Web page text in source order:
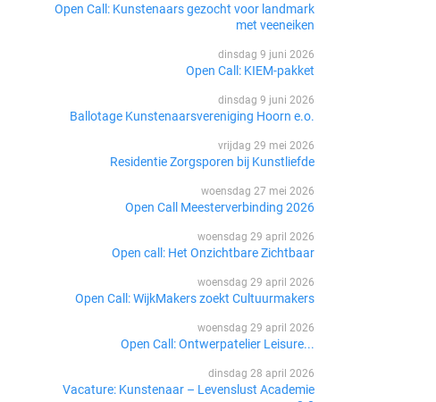
Open Call: Kunstenaars gezocht voor landmark
met veeneiken
dinsdag 9 juni 2026
Open Call: KIEM-pakket
dinsdag 9 juni 2026
Ballotage Kunstenaarsvereniging Hoorn e.o.
vrijdag 29 mei 2026
Residentie Zorgsporen bij Kunstliefde
woensdag 27 mei 2026
Open Call Meesterverbinding 2026
woensdag 29 april 2026
Open call: Het Onzichtbare Zichtbaar
woensdag 29 april 2026
Open Call: WijkMakers zoekt Cultuurmakers
woensdag 29 april 2026
Open Call: Ontwerpatelier Leisure...
dinsdag 28 april 2026
Vacature: Kunstenaar – Levenslust Academie